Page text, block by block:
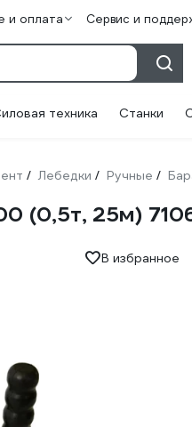
и оплата Сервис и
техника Станки
/ Лебедки / Ручные /
(0,5т, 25м)
В избранное